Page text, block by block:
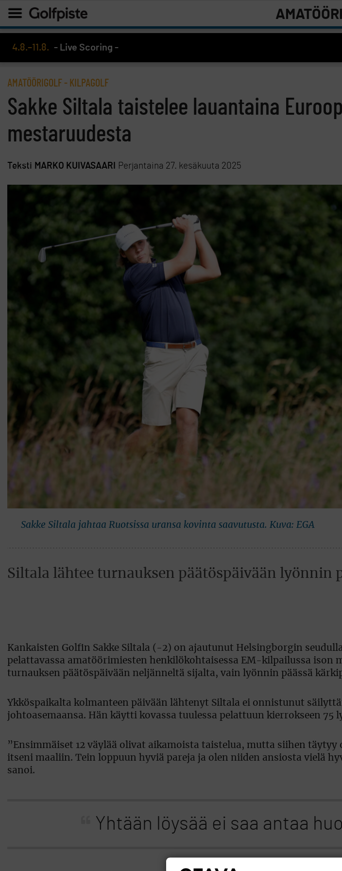
4.8.–11.8. - Live Scoring -
AMATÖÖRIGOLF - KILPAGOLF
Sakke Siltala taistelee lauantaina
mestaruudesta
Teksti MARKO KUIVASAARI Perjantaina 27. kesäkuuta 2025
Sakke Siltala jahtaa Ruotsissa uransa kovinta saavutusta. Kuva: EGA
Siltala lähtee turnauksen päätöspäivään lyönnin
Kankaisten Golfin Sakke Siltala (-2) on ajautunut Helsingborgin
pelattavassa amatöörimiesten henkilökohtaisessa EM-kilpailussa ison
turnauksen päätöspäivään neljänneltä sijalta, vain lyönnin päässä
Ykköspaikalta kolmanteen päivään lähtenyt Siltala ei onnistunut
johtoasemaansa. Hän käytti kovassa tuulessa pelattuun kierrokseen 75
”Ensimmäiset 12 väylää olivat aikamoista taistelua, mutta siihen
itseni maaliin. Tein loppuun hyviä pareja ja olen niiden ansiosta vielä
sanoi.
Yhtään löysää ei saa antaa